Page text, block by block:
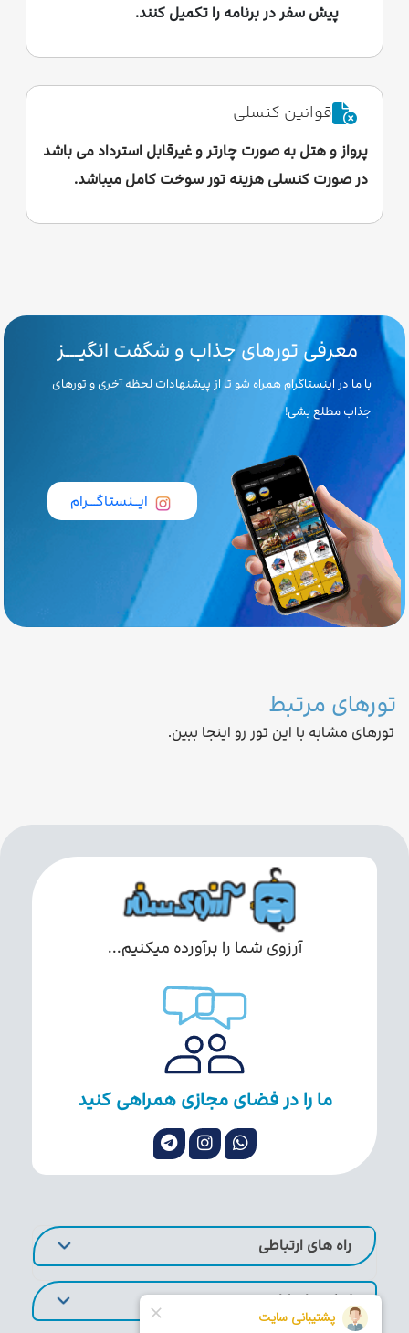
پیش سفر در برنامه را تکمیل کنند.
قوانین کنسلی
پرواز و هتل به صورت چارتر و غیرقابل استرداد می باشد
در صورت کنسلی هزینه تور سوخت کامل میباشد.
معرفی تورهای جذاب و شگفت انگیـــز
با ما در اینستاگرام همراه شو تا از پیشنهادات لحظه آخری و تورهای
جذاب مطلع بشی!
ایــنستاگـــرام
تورهای مرتبط
تورهای مشابه با این تور رو اینجا ببین.
آرزوی شما را برآورده میکنیم...
ما را در فضای مجازی همراهی کنید
راه های ارتباطی
لینک های کاربردی